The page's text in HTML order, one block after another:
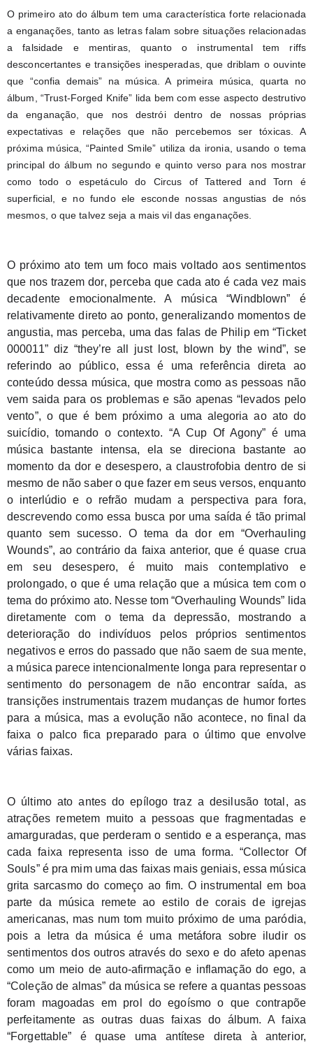
O primeiro ato do álbum tem uma característica forte relacionada
a enganações, tanto as letras falam sobre situações relacionadas
a falsidade e mentiras, quanto o instrumental tem riffs
desconcertantes e transições inesperadas, que driblam o ouvinte
que “confia demais” na música. A primeira música, quarta no
álbum, “Trust-Forged Knife” lida bem com esse aspecto destrutivo
da enganação, que nos destrói dentro de nossas próprias
expectativas e relações que não percebemos ser tóxicas. A
próxima música, “Painted Smile” utiliza da ironia, usando o tema
principal do álbum no segundo e quinto verso para nos mostrar
como todo o espetáculo do Circus of Tattered and Torn é
superficial, e no fundo ele esconde nossas angustias de nós
mesmos, o que talvez seja a mais vil das enganações.
O próximo ato tem um foco mais voltado aos sentimentos
que nos trazem dor, perceba que cada ato é cada vez mais
decadente emocionalmente. A música “Windblown” é
relativamente direto ao ponto, generalizando momentos de
angustia, mas perceba, uma das falas de Philip em “Ticket
000011” diz “they’re all just lost, blown by the wind”, se
referindo ao público, essa é uma referência direta ao
conteúdo dessa música, que mostra como as pessoas não
vem saida para os problemas e são apenas “levados pelo
vento”, o que é bem próximo a uma alegoria ao ato do
suicídio, tomando o contexto. “A Cup Of Agony” é uma
música bastante intensa, ela se direciona bastante ao
momento da dor e desespero, a claustrofobia dentro de si
mesmo de não saber o que fazer em seus versos, enquanto
o interlúdio e o refrão mudam a perspectiva para fora,
descrevendo como essa busca por uma saída é tão primal
quanto sem sucesso. O tema da dor em “Overhauling
Wounds”, ao contrário da faixa anterior, que é quase crua
em seu desespero, é muito mais contemplativo e
prolongado, o que é uma relação que a música tem com o
tema do próximo ato. Nesse tom “Overhauling Wounds” lida
diretamente com o tema da depressão, mostrando a
deterioração do indivíduos pelos próprios sentimentos
negativos e erros do passado que não saem de sua mente,
a música parece intencionalmente longa para representar o
sentimento do personagem de não encontrar saída, as
transições instrumentais trazem mudanças de humor fortes
para a música, mas a evolução não acontece, no final da
faixa o palco fica preparado para o último que envolve
várias faixas.
O último ato antes do epílogo traz a desilusão total, as
atrações remetem muito a pessoas que fragmentadas e
amarguradas, que perderam o sentido e a esperança, mas
cada faixa representa isso de uma forma. “Collector Of
Souls” é pra mim uma das faixas mais geniais, essa música
grita sarcasmo do começo ao fim. O instrumental em boa
parte da música remete ao estilo de corais de igrejas
americanas, mas num tom muito próximo de uma paródia,
pois a letra da música é uma metáfora sobre iludir os
sentimentos dos outros através do sexo e do afeto apenas
como um meio de auto-afirmação e inflamação do ego, a
“Coleção de almas” da música se refere a quantas pessoas
foram magoadas em prol do egoísmo o que contrapõe
perfeitamente as outras duas faixas do álbum. A faixa
“Forgettable” é quase uma antítese direta à anterior,